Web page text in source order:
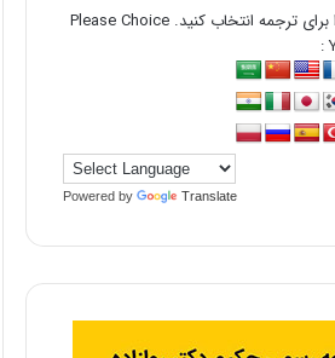
زبان مورد نظر را برای ترجمه انتخاب کنید. Please Choice
Powered by Translate